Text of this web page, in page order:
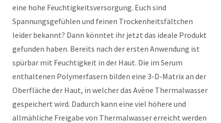
eine hohe Feuchtigkeitsversorgung. Euch sind
Spannungsgefühlen und feinen Trockenheitsfältchen
leider bekannt? Dann könntet ihr jetzt das ideale Produkt
gefunden haben. Bereits nach der ersten Anwendung ist
spürbar mit Feuchtigkeit in der Haut. Die im Serum
enthaltenen Polymerfasern bilden eine 3-D-Matrix an der
Oberfläche der Haut, in welcher das Avène Thermalwasser
gespeichert wird. Dadurch kann eine viel höhere und
allmähliche Freigabe von Thermalwasser erreicht werden